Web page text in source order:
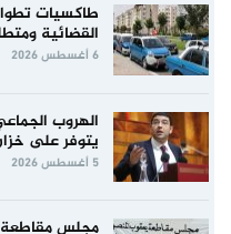
طاكسيات
القضائية
6 أغسطس 2026
الهروب
يتوفر على
5 أغسطس 2026
مجلس